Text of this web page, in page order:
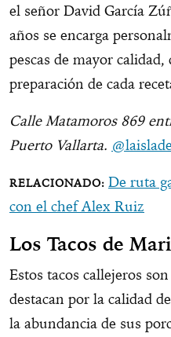
el señor David García
años se encarga
pescas de mayor
preparación de cada
Calle Matamoros 869
Puerto Vallarta.
De ruta
con el chef Alex Ruiz
Los Tacos de
Estos tacos callejeros
destacan por la calidad
la abundancia de sus